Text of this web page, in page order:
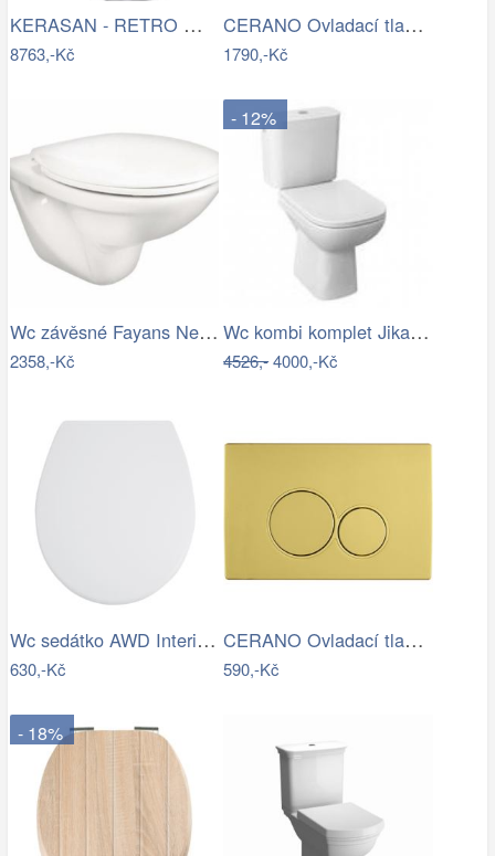
KERASAN - RETRO WC mísa stojící, 38…
8763,-Kč
CERANO Ovladací tlačítko WC modulů Lite…
1790,-Kč
Wc závěsné Fayans Neo zadní odpad…
2358,-Kč
- 12%
Wc kombi komplet Jika Deep spodní odpad…
4526,-4000,-Kč
Wc sedátko AWD Interior polypropylen…
630,-Kč
CERANO Ovladací tlačítko WC modulů Lite…
590,-Kč
- 18%